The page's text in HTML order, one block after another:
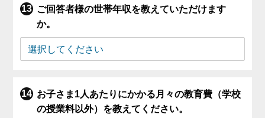
ご回答者様の世帯年収を教えていただけます
か。
お子さま1人あたりにかかる月々の教育費（学校
の授業料以外）を教えてください。